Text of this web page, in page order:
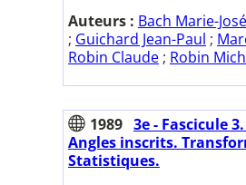
Auteurs : Bach Marie-José
; Guichard Jean-Paul ;
Robin Claude ; Robin
1989 3e - Fascicule
Angles inscrits.
Statistiques.